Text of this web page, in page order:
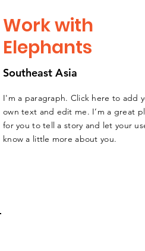
Work with
Elephants
Southeast Asia
I'm a paragraph. Click here to add
own text and edit me. I’m a great
for you to tell a story and let your
know a little more about you.